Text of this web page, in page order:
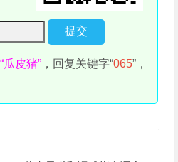
“瓜皮猪” ，回复关键字“065”，